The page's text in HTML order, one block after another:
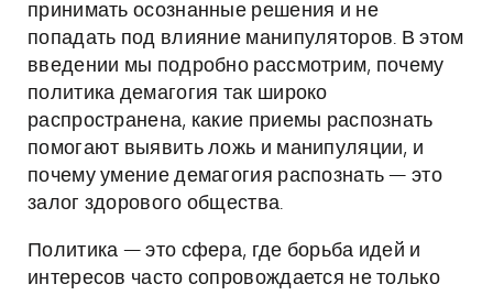
принимать осознанные решения и не
попадать под влияние манипуляторов. В этом
введении мы подробно рассмотрим, почему
политика демагогия так широко
распространена, какие приемы распознать
помогают выявить ложь и манипуляции, и
почему умение демагогия распознать — это
залог здорового общества.
Политика — это сфера, где борьба идей и
интересов часто сопровождается не только